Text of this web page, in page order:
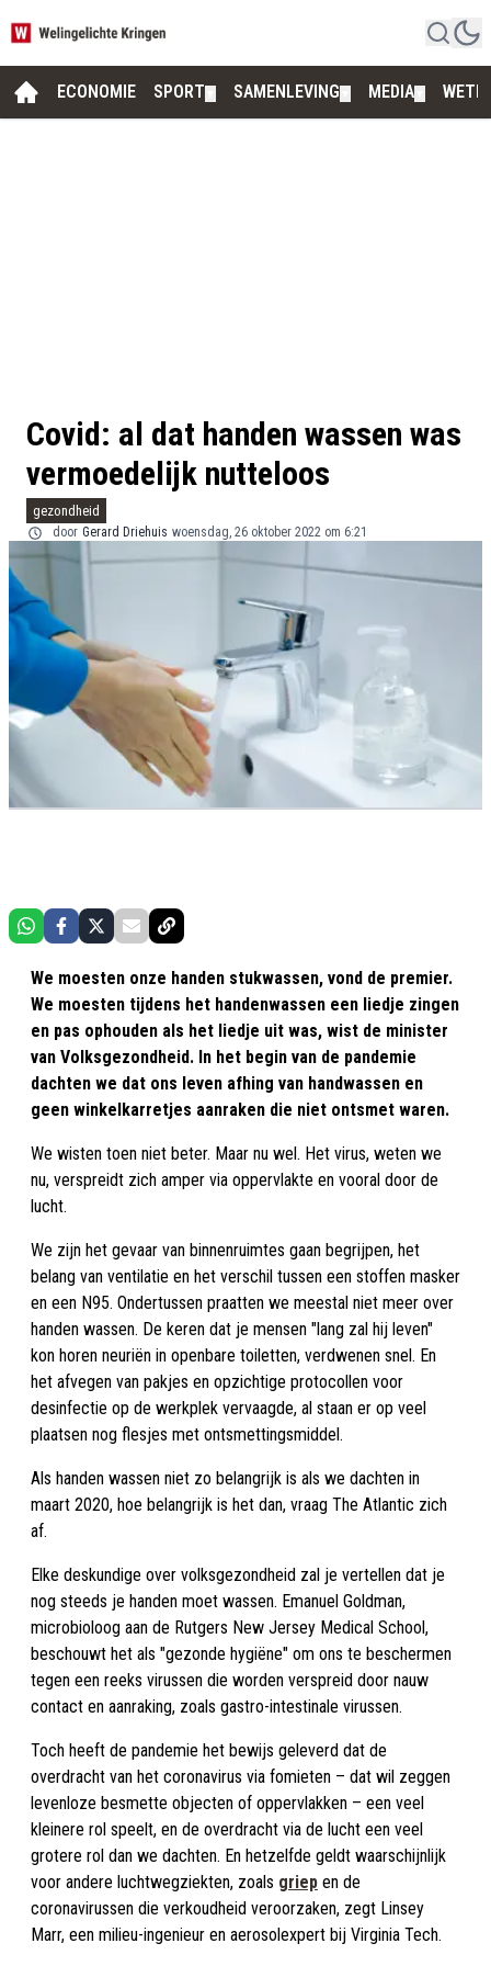
ECONOMIE SPORT SAMENLEVING MEDIA
Covid: al dat handen wassen was
vermoedelijk nutteloos
gezondheid
door Gerard Driehuis woensdag, 26 oktober 2022 om 6:21
We moesten onze handen stukwassen, vond de premier.
We moesten tijdens het handenwassen een liedje zingen
en pas ophouden als het liedje uit was, wist de minister
van Volksgezondheid. In het begin van de pandemie
dachten we dat ons leven afhing van handwassen en
geen winkelkarretjes aanraken die niet ontsmet waren.
We wisten toen niet beter. Maar nu wel. Het virus, weten we
nu, verspreidt zich amper via oppervlakte en vooral door de
lucht.
We zijn het gevaar van binnenruimtes gaan begrijpen, het
belang van ventilatie en het verschil tussen een stoffen masker
en een N95. Ondertussen praatten we meestal niet meer over
handen wassen. De keren dat je mensen "lang zal hij leven"
kon horen neuriën in openbare toiletten, verdwenen snel. En
het afvegen van pakjes en opzichtige protocollen voor
desinfectie op de werkplek vervaagde, al staan er op veel
plaatsen nog flesjes met ontsmettingsmiddel.
Als handen wassen niet zo belangrijk is als we dachten in
maart 2020, hoe belangrijk is het dan, vraag The Atlantic zich
af.
Elke deskundige over volksgezondheid zal je vertellen dat je
nog steeds je handen moet wassen. Emanuel Goldman,
microbioloog aan de Rutgers New Jersey Medical School,
beschouwt het als "gezonde hygiëne" om ons te beschermen
tegen een reeks virussen die worden verspreid door nauw
contact en aanraking, zoals gastro-intestinale virussen.
Toch heeft de pandemie het bewijs geleverd dat de
overdracht van het coronavirus via fomieten – dat wil zeggen
levenloze besmette objecten of oppervlakken – een veel
kleinere rol speelt, en de overdracht via de lucht een veel
grotere rol dan we dachten. En hetzelfde geldt waarschijnlijk
voor andere luchtwegziekten, zoals griep en de
coronavirussen die verkoudheid veroorzaken, zegt Linsey
Marr, een milieu-ingenieur en aerosolexpert bij Virginia Tech.